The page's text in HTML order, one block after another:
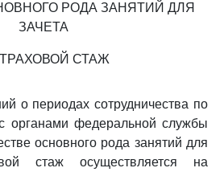
РОДА ЗАНЯТИЙ ДЛЯ
ЗАЧЕТА
СТАЖ
о периодах сотрудничества по
органами федеральной службы
основного рода занятий для
стаж осуществляется на